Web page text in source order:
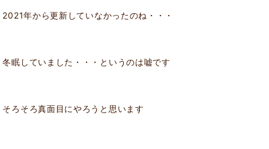
2021年から更新していなかったのね・・・
冬眠していました・・・というのは嘘です
そろそろ真面目にやろうと思います